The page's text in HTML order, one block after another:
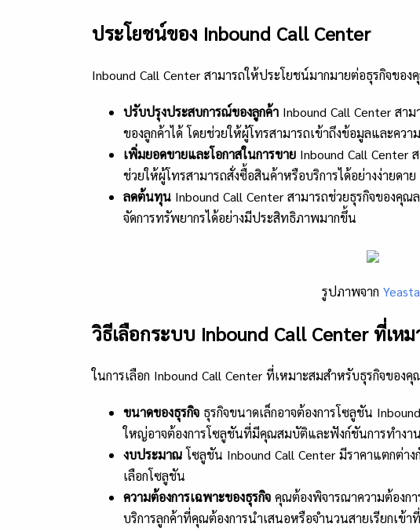
ประโยชน์ของ Inbound Call Center
Inbound Call Center สามารถให้ประโยชน์มากมายต่อธุรกิจขอ
ปรับปรุงประสบการณ์ของลูกค้า Inbound Call Center สา
ของลูกค้าได้ โดยช่วยให้ผู้โทรสามารถเข้าถึงข้อมูลและควา
เพิ่มยอดขายและโอกาสในการขาย Inbound Call Center
ช่วยให้ผู้โทรสามารถสั่งซื้อสินค้าหรือบริการได้อย่างง่ายดาย
ลดต้นทุน Inbound Call Center สามารถช่วยธุรกิจของคุ
จัดการทรัพยากรได้อย่างมีประสิทธิภาพมากขึ้น
รูปภาพจาก
วิธีเลือกระบบ Inbound Call Center ที่เห
ในการเลือก Inbound Call Center ที่เหมาะสมสำหรับธุรกิจขอ
ขนาดของธุรกิจ ธุรกิจขนาดเล็กอาจต้องการโซลูชัน
ใหญ่อาจต้องการโซลูชันที่มีคุณสมบัติและฟังก์ชันการทำง
งบประมาณโซลูชัน Inbound Call Center มีราคาแตกต่
เลือกโซลูชัน
ความต้องการเฉพาะของธุรกิจ คุณต้องพิจารณาความต้องก
บริการลูกค้าที่คุณต้องการนำเสนอหรือจำนวนสายเรียกเข้า